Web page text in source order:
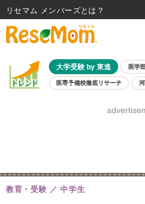
大学受験 by 東進 医学
医専予備校徹底リサーチ
8月開催学校説明
教育・受験 中学生
リセマム メンバーズ